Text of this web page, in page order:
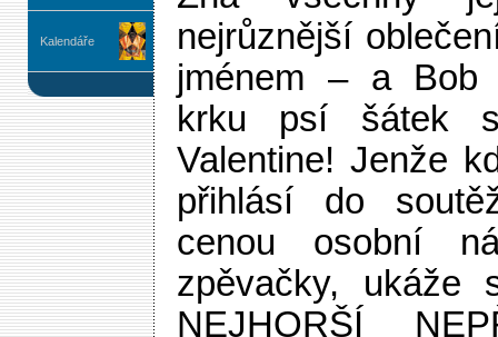
Kalendáře
nejrůznější
jménem – a Bob
krku psí šátek
Valentine! Jenže
přihlásí do
cenou osobní
zpěvačky,
NEJHORŠÍ